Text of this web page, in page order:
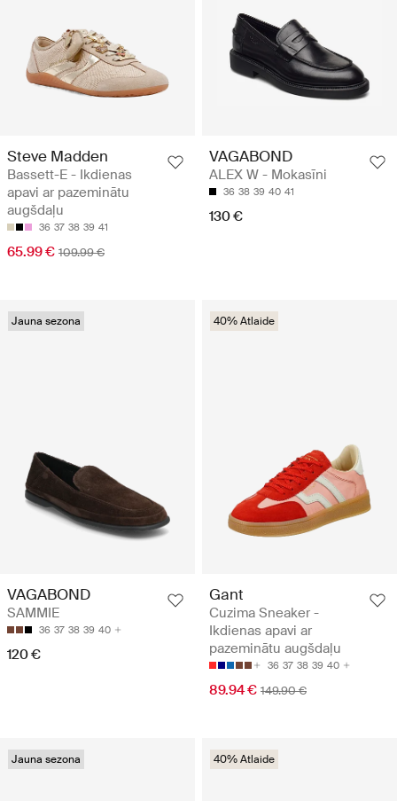
Steve Madden
Bassett-E - Ikdienas
apavi ar pazeminātu
augšdaļu
36 37 38 39 41
65.99 € 109.99 €
VAGABOND
ALEX W - Mokasīni
36 38 39 40 41
130 €
Jauna sezona
VAGABOND
SAMMIE
36 37 38 39 40
120 €
40% Atlaide
Gant
Cuzima Sneaker -
Ikdienas apavi ar
pazeminātu augšdaļu
36 37 38 39 40
89.94 € 149.90 €
Jauna sezona 40% Atlaide